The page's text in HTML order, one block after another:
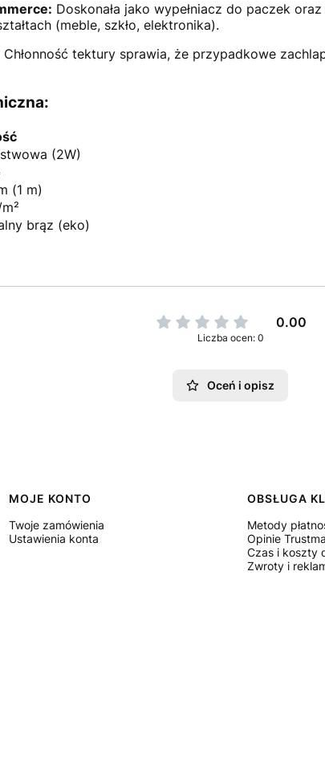
Doskonała jako wypełniacz do paczek
(meble, szkło, elektronika).
Chłonność tektury sprawia, że przypadkowe
(2W)
(1 m)
brąz (eko)
0.00
Liczba ocen: 0
Oceń i opisz
Linki w stopce
MOJE KONTO
Twoje zamówienia
Ustawienia konta
OBSŁUGA
Metody
Opinie
Czas i koszty
Zwroty i